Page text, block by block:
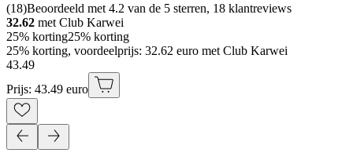
(18)Beoordeeld met 4.2 van de 5 sterren, 18 klantreviews
32.62 met Club Karwei
25% korting25% korting
25% korting, voordeelprijs: 32.62 euro met Club Karwei
43.49
Prijs: 43.49 euro